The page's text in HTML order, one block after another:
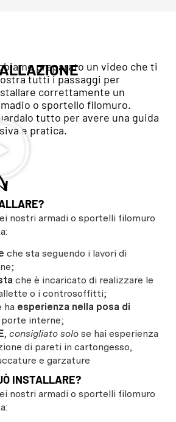
preparato un video che ti
tutti i passaggi per
correttamente un
o sportello filomuro.
tutto per avere una guida
e pratica.
nostri armadi o sportelli filomuro
che sta seguendo i lavori di
che è incaricato di realizzare le
o i controsoffitti;
ha esperienza nella posa di
porte interne;
, consigliato solo se hai esperienza
di pareti in cartongesso,
e garzature
INSTALLARE?
nostri armadi o sportelli filomuro